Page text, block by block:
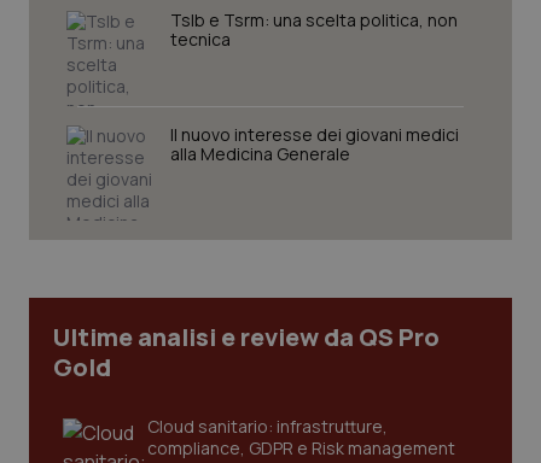
Tslb e Tsrm: una scelta politica, non
tecnica
Il nuovo interesse dei giovani medici
alla Medicina Generale
Ultime analisi e review da QS Pro
Gold
Cloud sanitario: infrastrutture,
compliance, GDPR e Risk management
Fornitore /Dominio
VISITOR_PRIVACY_METADATA
CookieScriptConsent
CookieScript
www.quotidianosanita.it